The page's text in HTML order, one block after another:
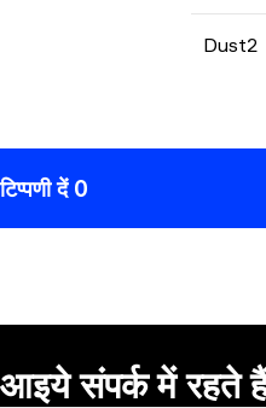
Dust2
टिप्पणी दें 0
आइये संपर्क में रहते